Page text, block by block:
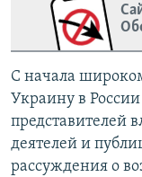
С начала
Украину в
представителей
деятелей и
рассуждения о